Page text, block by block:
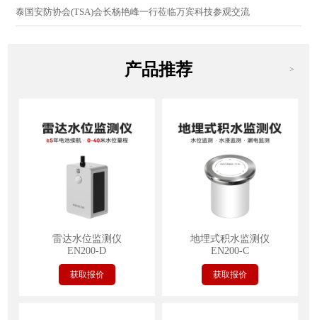
泰国安防协会(TSA)会长杨艳峰一行莅临万宾科技参观交流
产品推荐 >
雷达水位监测仪
EN200-D
获取报价
地埋式积水监测仪
EN200-C
获取报价